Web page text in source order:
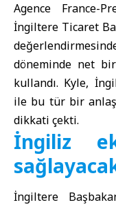
Agence France-
İngiltere Ticaret
döneminde net
kullandı. Kyle,
ile bu tür bir
dikkati çekti.
İngiliz
İngiltere